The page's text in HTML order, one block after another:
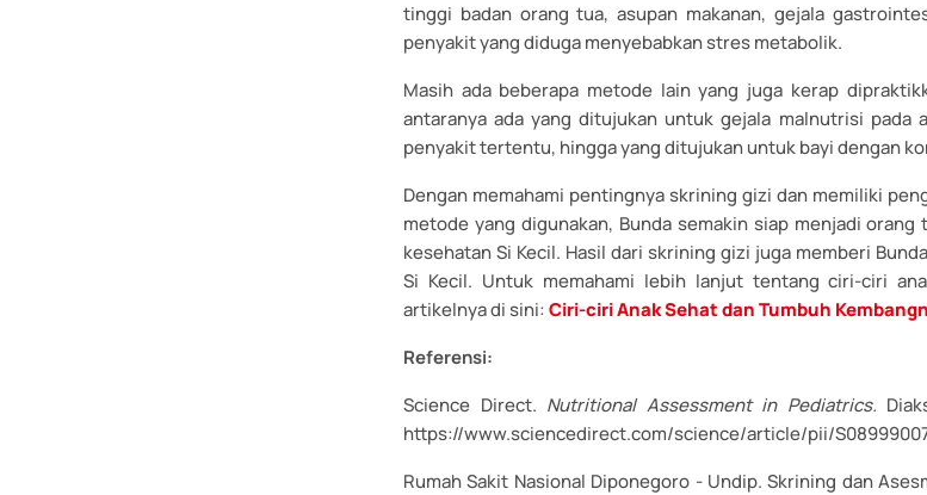
tinggi badan orang tua, asupan makanan, gejala
penyakit yang diduga menyebabkan stres metabolik.
Masih ada beberapa metode lain yang juga kerap
antaranya ada yang ditujukan untuk gejala malnutrisi pada
penyakit tertentu, hingga yang ditujukan untuk bayi dengan
Dengan memahami pentingnya skrining gizi dan memiliki
metode yang digunakan, Bunda semakin siap menjadi
kesehatan Si Kecil. Hasil dari skrining gizi juga memberi
Si Kecil. Untuk memahami lebih lanjut tentang ciri-ciri
artikelnya di sini:Ciri-ciri Anak Sehat dan Tumbuh
Referensi:
Science Direct. Nutritional Assessment in Pediatrics.
https://www.sciencedirect.com/science/article/pii/
Rumah Sakit Nasional Diponegoro - Undip. Skrining dan